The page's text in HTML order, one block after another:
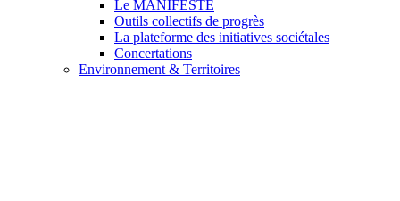
Le MANIFESTE
Outils collectifs de progrès
La plateforme des initiatives sociétales
Concertations
Environnement & Territoires